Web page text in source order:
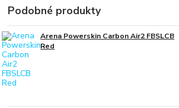
Podobné produkty
Arena Powerskin Carbon Air2 FBSLCB
Red